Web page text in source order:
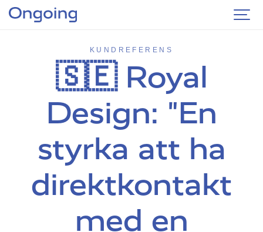
KUNDREFERENS
🇸🇪 Royal
Design: "En
styrka att ha
direktkontakt
med en